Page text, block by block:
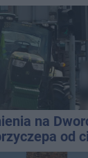
na
od